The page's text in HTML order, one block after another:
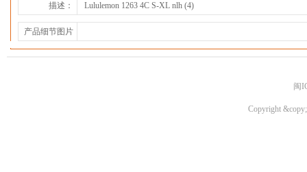
描述：
Lululemon 1263 4C S-XL nlh (4)
产品细节图片
闽
Copyright